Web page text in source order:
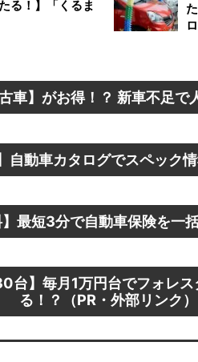
る！】「くるま
古車】がお得！？ 新車不足で
自動車カタログでスペック
】最短3分で自動車保険を一
台】毎月1万円台でフォレ
る！？（PR・外部リンク）